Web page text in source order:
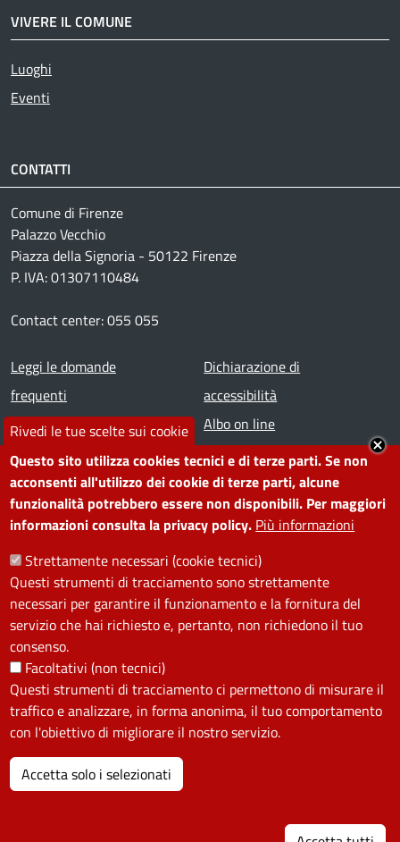
Rivedi le tue scelte sui cookie
Questo sito utilizza cookies tecnici e di terze parti. Se non
acconsenti all'utilizzo dei cookie di terze parti, alcune
funzionalità potrebbero essere non disponibili. Per maggiori
informazioni consulta la privacy policy. Più informazioni
Strettamente necessari (cookie tecnici)
Questi strumenti di tracciamento sono strettamente
necessari per garantire il funzionamento e la fornitura del
servizio che hai richiesto e, pertanto, non richiedono il tuo
consenso.
Facoltativi (non tecnici)
Questi strumenti di tracciamento ci permettono di misurare il
traffico e analizzare, in forma anonima, il tuo comportamento
con l'obiettivo di migliorare il nostro servizio.
Accetta solo i selezionati
VIVERE IL COMUNE
Luoghi
Eventi
CONTATTI
Comune di Firenze
Palazzo Vecchio
Piazza della Signoria - 50122 Firenze
P. IVA: 01307110484
Contact center: 055 055
Footer menu
Leggi le domande
frequenti
Prenota appuntamento
Segnala disservizio
Amministrazione
trasparente
Note legali
Dichiarazione di
accessibilità
Albo on line
Redazione web
Piano di miglioramento dei
servizi
Contatti
SEGUICI SU
Facebook
Instagram
YouTube
Telegram
WhatsApp
TwitterLinkedin
PRIVACY
Useful links section
La Privacy nel Comune
PRIVACY